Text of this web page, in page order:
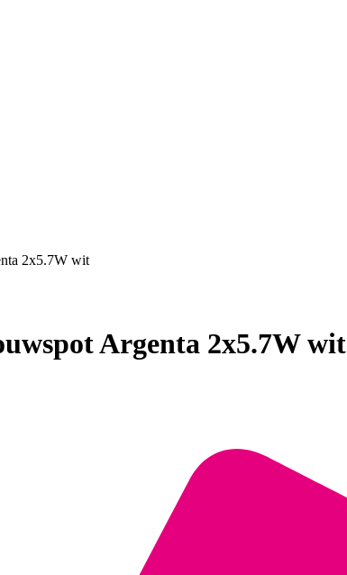
2x5.7W wit
Argenta 2x5.7W wit